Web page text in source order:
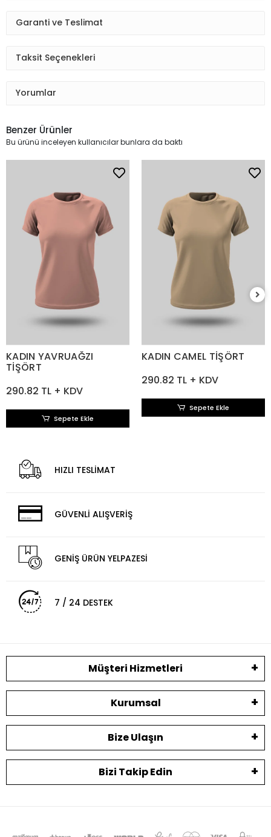
Garanti ve Teslimat
Taksit Seçenekleri
Yorumlar
Benzer Ürünler
Bu ürünü inceleyen kullanıcılar bunlara da baktı
KADIN YAVRUAĞZI
TİŞÖRT
290.82 TL + KDV
Sepete Ekle
KADIN CAMEL TİŞÖRT
290.82 TL + KDV
Sepete Ekle
HIZLI TESLİMAT
GÜVENLİ ALIŞVERİŞ
GENİŞ ÜRÜN YELPAZESİ
7 / 24 DESTEK
Müşteri Hizmetleri
Kurumsal
Bize Ulaşın
Bizi Takip Edin